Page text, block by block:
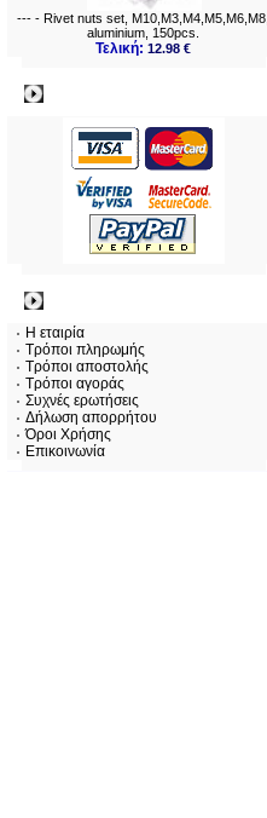
--- - Rivet nuts set, M10,M3,M4,M5,M6,M8,
aluminium, 150pcs.
Τελική:12.98 €
Η εταιρία
Τρόποι πληρωμής
Τρόποι αποστολής
Τρόποι αγοράς
Συχνές ερωτήσεις
Δήλωση απορρήτου
Όροι Χρήσης
Επικοινωνία